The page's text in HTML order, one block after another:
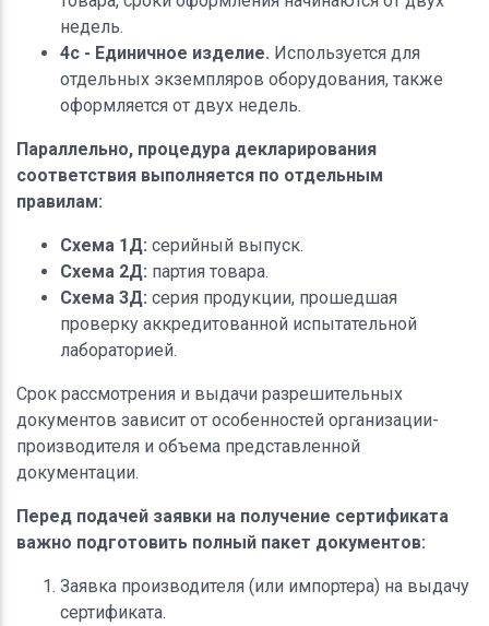
недель.
4с - Единичное изделие. Используется для
отдельных экземпляров оборудования, также
оформляется от двух недель.
Параллельно, процедура декларирования
соответствия выполняется по отдельным
правилам:
Схема 1Д: серийный выпуск.
Схема 2Д: партия товара.
Схема 3Д: серия продукции, прошедшая
проверку аккредитованной испытательной
лабораторией.
Срок рассмотрения и выдачи разрешительных
документов зависит от особенностей организации-
производителя и объема представленной
документации.
Перед подачей заявки на получение сертификата
важно подготовить полный пакет документов:
Заявка производителя (или импортера) на выдачу
сертификата.